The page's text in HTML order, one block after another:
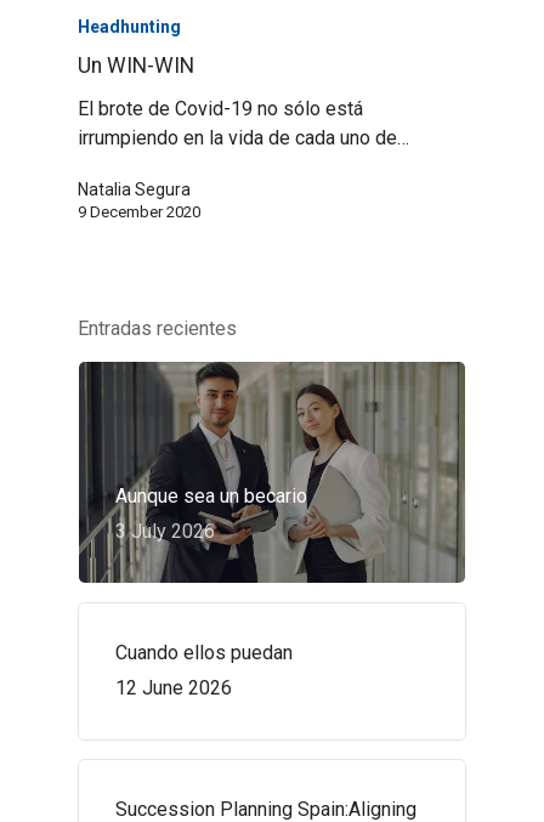
Headhunting
Un WIN-WIN
El brote de Covid-19 no sólo está
irrumpiendo en la vida de cada uno de…
Natalia Segura
9 December 2020
Entradas recientes
Aunque sea un becario
3 July 2026
Cuando ellos puedan
12 June 2026
Succession Planning Spain:Aligning